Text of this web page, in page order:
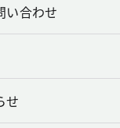
い合わせ
せ